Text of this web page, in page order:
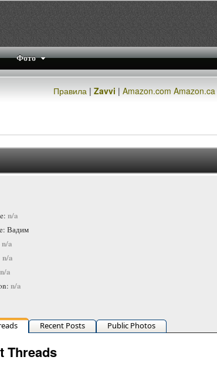
Фото
Правила |Zavvi |Amazon.com Amazon.ca
n/a
Вадим
n/a
n/a
n/a
n/a
Recent Posts Public Photos
Threads